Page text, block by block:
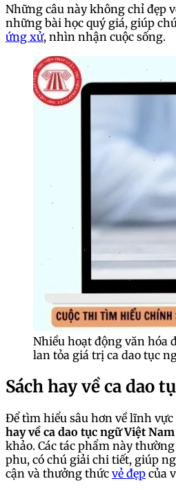
Những câu này không chỉ đẹp
những bài học quý giá, giúp
ứng xử, nhìn nhận cuộc sống.
Nhiều hoạt động văn hóa
lan tỏa giá trị ca dao tục
Sách hay về ca dao
Để tìm hiểu sâu hơn về lĩnh vực
hay về ca dao tục ngữ Việt Nam
khảo. Các tác phẩm này
phu, có chú giải chi tiết, giúp
cận và thưởng thức vẻ đẹp của